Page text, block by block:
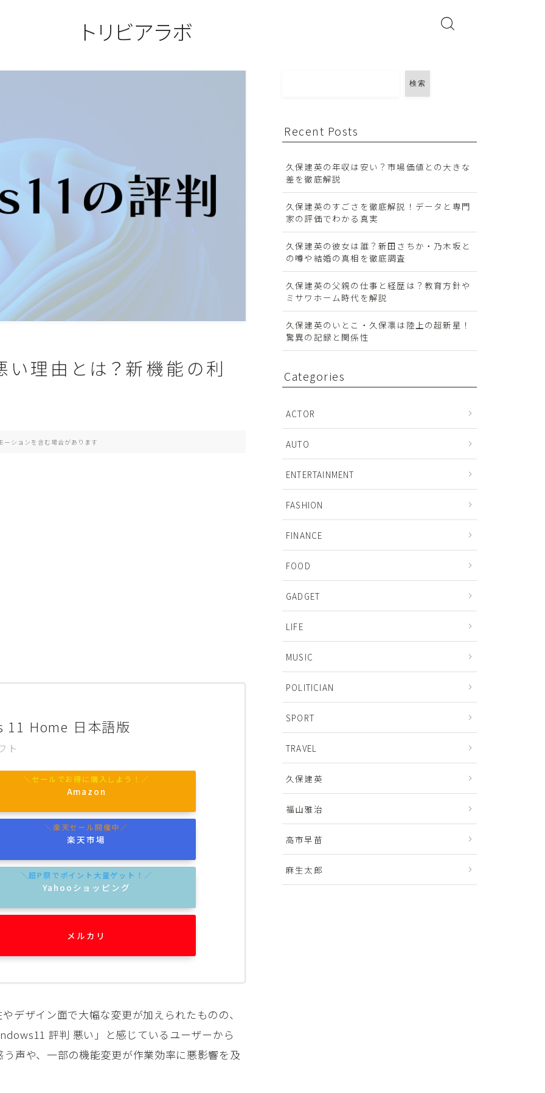
トリビアラボ
理由とは？新機能の利
ーションを含む場合があります
11 Home 日本語版
ト
Amazon
楽天市場
Yahooショッピング
メルカリ
デザイン面で大幅な変更が加えられたものの、
評判 悪い」と感じているユーザーから
声や、一部の機能変更が作業効率に悪影響を及
検索
Recent Posts
久保建英の年収は安い？市場価値との大きな
差を徹底解説
久保建英のすごさを徹底解説！データと専門
家の評価でわかる真実
久保建英の彼女は誰？新田さちか・乃木坂と
の噂や結婚の真相を徹底調査
久保建英の父親の仕事と経歴は？教育方針や
ミサワホーム時代を解説
久保建英のいとこ・久保凛は陸上の超新星！
驚異の記録と関係性
Categories
ACTOR
AUTO
ENTERTAINMENT
FASHION
FINANCE
FOOD
GADGET
LIFE
MUSIC
POLITICIAN
SPORT
TRAVEL
久保建英
福山雅治
高市早苗
麻生太郎